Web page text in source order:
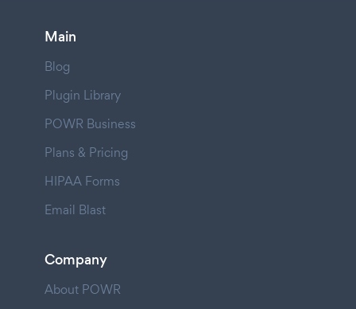
Main
Blog
Plugin Library
POWR Business
Plans & Pricing
HIPAA Forms
Email Blast
Company
About POWR